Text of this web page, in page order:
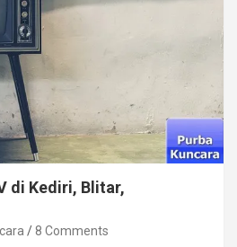
di Kediri, Blitar,
8 Comments